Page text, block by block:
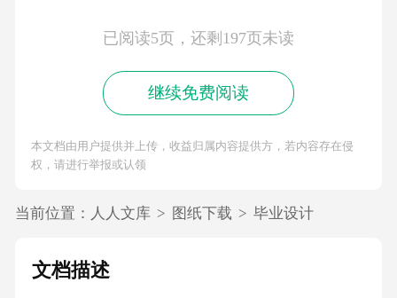
已阅读5页，还剩197页未读
继续免费阅读
本文档由用户提供并上传，收益归属内容提供方，若内容存在侵
权，请进行举报或认领
当前位置： 人人文库 > 图纸下载 > 毕业设计
文档描述